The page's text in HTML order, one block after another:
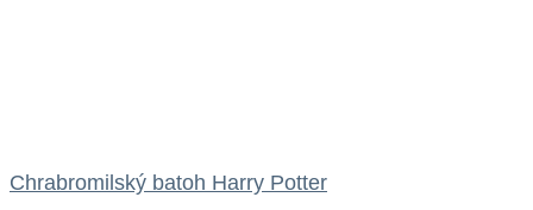
Chrabromilský batoh Harry Potter